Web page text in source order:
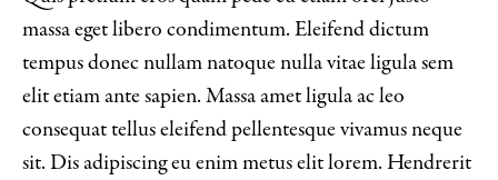
massa eget libero condimentum. Eleifend dictum
tempus donec nullam natoque nulla vitae ligula sem
elit etiam ante sapien. Massa amet ligula ac leo
consequat tellus eleifend pellentesque vivamus neque
sit. Dis adipiscing eu enim metus elit lorem. Hendrerit